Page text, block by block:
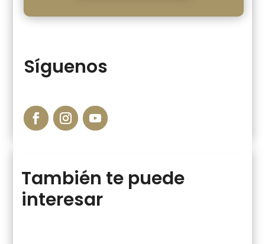
Síguenos
También te puede
interesar